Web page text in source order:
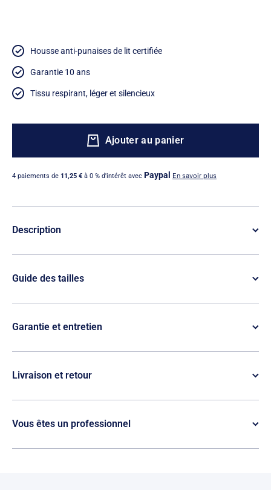
Housse anti-punaises de lit certifiée
Garantie 10 ans
Tissu respirant, léger et silencieux
Ajouter au panier
4 paiements de 11,25 € à 0 % d'intérêt avec Paypal En savoir plus
Description
Guide des tailles
Garantie et entretien
Livraison et retour
Vous êtes un professionnel